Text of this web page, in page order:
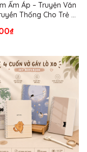
Ấm Áp – Truyện Văn
Thống Cho Trẻ –